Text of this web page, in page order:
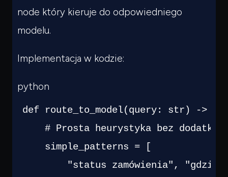
node który kieruje do odpowiedniego
modelu.
Implementacja w kodzie:
python
def route_to_model(query: str ) ->
# Prosta heurystyka bez
    simple_patterns
=
[
"status zamówienia" ,
"gdzie